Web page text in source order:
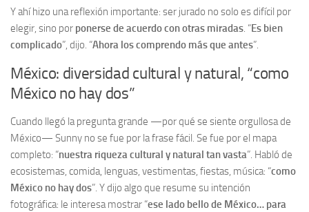
Y ahí hizo una reflexión importante: ser jurado no solo es difícil por
elegir, sino por ponerse de acuerdo con otras miradas. “Es bien
complicado”, dijo. “Ahora los comprendo más que antes”.
México: diversidad cultural y natural, “como
México no hay dos”
Cuando llegó la pregunta grande —por qué se siente orgullosa de
México— Sunny no se fue por la frase fácil. Se fue por el mapa
completo: “nuestra riqueza cultural y natural tan vasta”. Habló de
ecosistemas, comida, lenguas, vestimentas, fiestas, música: “como
México no hay dos”. Y dijo algo que resume su intención
fotográfica: le interesa mostrar “ese lado bello de México… para